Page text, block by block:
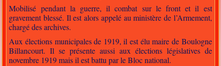
Mobilisé pendant la guerre, il combat sur le front et il est
gravement blessé. Il est alors appelé au ministère de l’Armement,
chargé des archives.
Aux élections municipales de 1919, il est élu maire de Boulogne
Billancourt. Il se présente aussi aux élections législatives de
novembre 1919 mais il est battu par le Bloc national.